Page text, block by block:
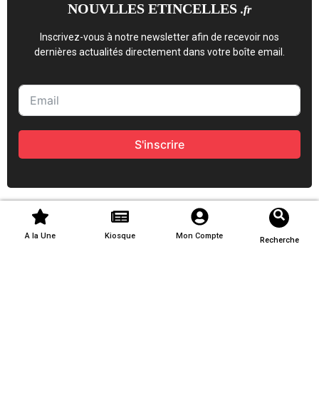
NOUVLLES ETINCELLES .fr
Inscrivez-vous à notre newsletter afin de recevoir nos
dernières actualités directement dans votre boîte email.
S'inscrire
A la Une Kiosque Mon Compte Recherche